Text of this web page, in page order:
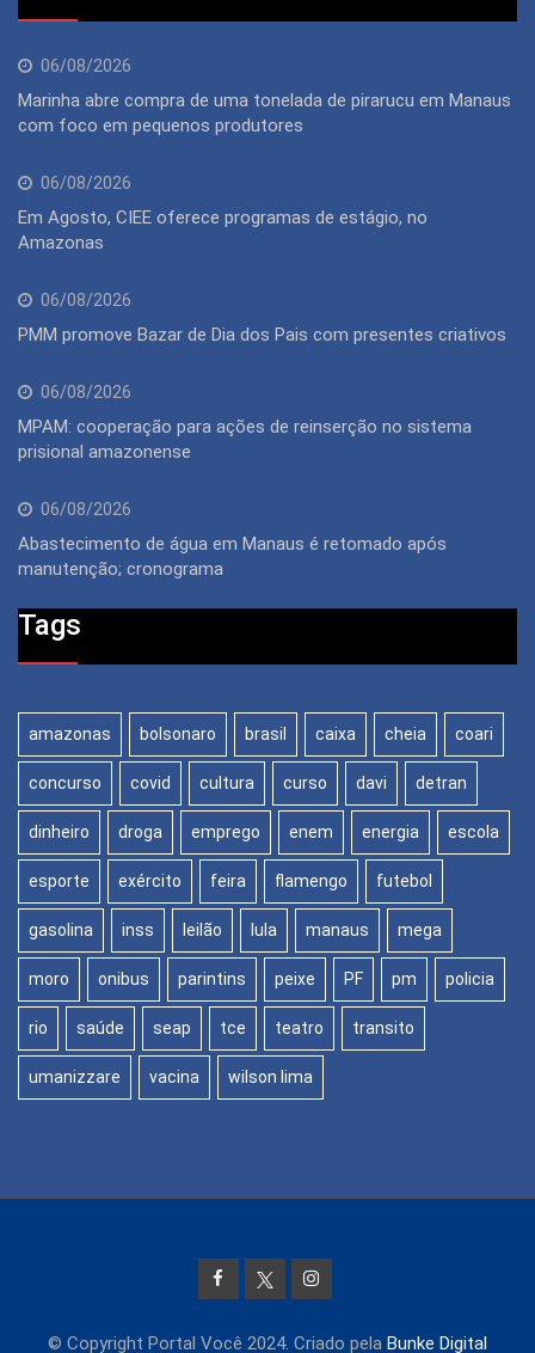
06/08/2026
Marinha abre compra de uma tonelada de pirarucu em Manaus
com foco em pequenos produtores
06/08/2026
Em Agosto, CIEE oferece programas de estágio, no
Amazonas
06/08/2026
PMM promove Bazar de Dia dos Pais com presentes criativos
06/08/2026
MPAM: cooperação para ações de reinserção no sistema
prisional amazonense
06/08/2026
Abastecimento de água em Manaus é retomado após
manutenção; cronograma
Tags
amazonas bolsonaro brasil caixa cheia coari
concurso covid cultura curso davi detran
dinheiro droga emprego enem energia escola
esporte exército feira flamengo futebol
gasolina inss leilão lula manaus mega
moro onibus parintins peixe PF pm policia
rio saúde seap tce teatro transito
umanizzare vacina wilson lima
© Copyright Portal Você 2024. Criado pela Bunke Digital